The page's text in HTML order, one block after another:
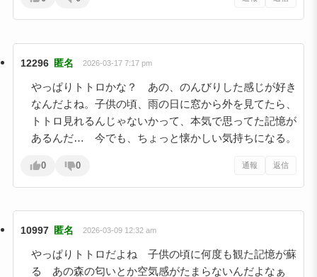
12296 匿名 2026-03-17 7:17 pm
やっぱりトトロかな？ あの、のんびりした感じが好き
なんだよね。子供の頃、雨の日に窓から外を見てたら、
トトロ見れるんじゃないかって、本気で思ってた記憶が
あるんだ… 今でも、ちょっと懐かしい気持ちになる。
0 0 通報 返信
10997 匿名 2026-03-09 12:32 am
やっぱりトトロだよね 子供の頃に何度も観た記憶が蘇
る あの森の匂いとか空気感がたまらないんだよなぁ